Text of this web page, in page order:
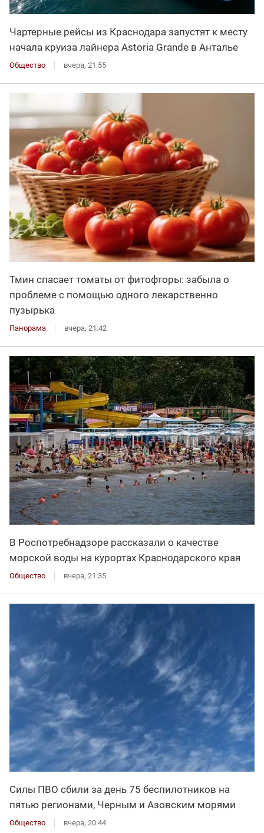
Чартерные рейсы из Краснодара запустят к месту
начала круиза лайнера Astoria Grande в Анталье
Общество вчера, 21:55
Тмин спасает томаты от фитофторы: забыла о
проблеме с помощью одного лекарственно
пузырька
Панорама вчера, 21:42
В Роспотребнадзоре рассказали о качестве
морской воды на курортах Краснодарского края
Общество вчера, 21:35
Силы ПВО сбили за день 75 беспилотников на
пятью регионами, Черным и Азовским морями
Общество вчера, 20:44